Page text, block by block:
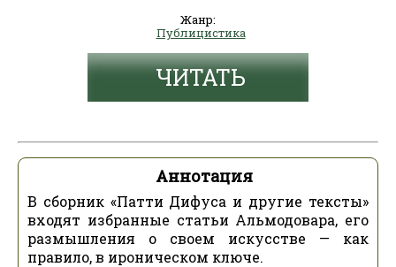
Жанр:
Публицистика
ЧИТАТЬ
Аннотация
В сборник «Патти Дифуса и другие тексты»
входят избранные статьи Альмодовара, его
размышления о своем искусстве — как
правило, в ироническом ключе.